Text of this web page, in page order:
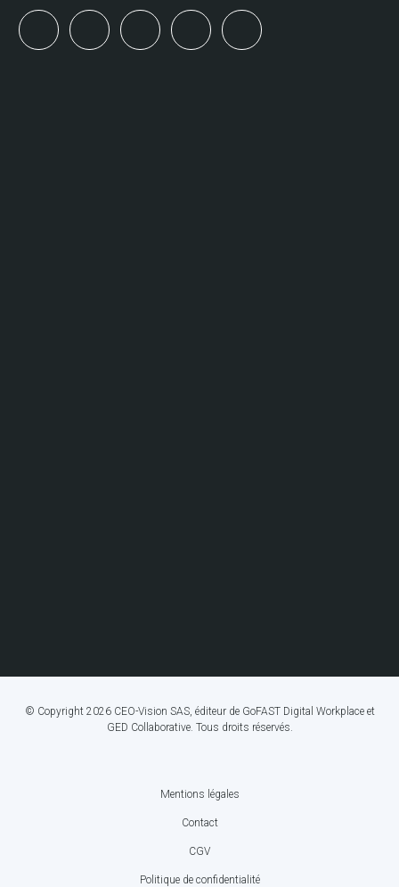
linkedinyoutubebluesky mastodon
© Copyright 2026 CEO-Vision SAS, éditeur de GoFAST Digital Workplace et
GED Collaborative. Tous droits réservés.
Mentions légales
Contact
CGV
Politique de confidentialité